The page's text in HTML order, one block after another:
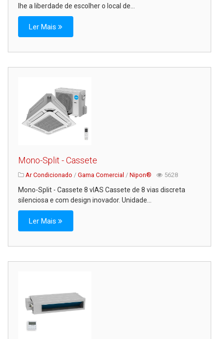
lhe a liberdade de escolher o local de...
Ler Mais
Mono-Split - Cassete
Ar Condicionado / Gama Comercial / Nipon® 5628
Mono-Split - Cassete 8 vIAS Cassete de 8 vias discreta
silenciosa e com design inovador. Unidade...
Ler Mais